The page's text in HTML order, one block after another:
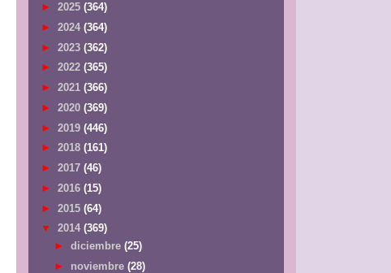
► 2025 (364)
► 2024 (364)
► 2023 (362)
► 2022 (365)
► 2021 (366)
► 2020 (369)
► 2019 (446)
► 2018 (161)
► 2017 (46)
► 2016 (15)
► 2015 (64)
▼ 2014 (369)
► diciembre (25)
► noviembre (28)